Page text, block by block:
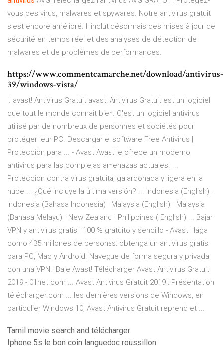
vous des virus, malwares et spywares. Notre antivirus gratuit
s'est encore amélioré. Il inclut désormais des mises à jour de
sécurité en temps réel et des analyses de détection de
malwares et de problèmes de performances.
https://www.commentcamarche.net/download/antivirus-
39/windows-vista/
I. avast! Antivirus Gratuit avast! Antivirus Gratuit est un logiciel
que tout le monde connait bien. C'est un logiciel antivirus
utilisé par de nombreux de personnes et sociétés pour
protéger leur PC. Descargar el software Free Antivirus |
Protección para ... - Avast Avast le ofrece un moderno
antivirus para las complejas amenazas actuales. ...
Protección contra virus gratuita, galardonada y ligera en la
nube ... ¿Qué incluye la última versión? ... Indonesia (English) ·
Indonesia (Bahasa Indonesia) · Malaysia (English) · Malaysia
(Bahasa Melayu) · New Zealand · Philippines ( English) ... Bajar
VPN y antivirus gratis | 100 % gratuito y sencillo - Avast Haga
como 435 millones de personas: obtenga un antivirus gratis
para PC, Mac y Android. Navegue de forma segura y privada
con una VPN. ¡Baje Avast! Télécharger Avast Antivirus Gratuit
2019 - 01net.com ... Avast Antivirus Gratuit 2019 : Présentation
télécharger.com ... les dernières versions de Windows, en
particulier Windows 10, Avast Antivirus Gratuit reprend et ...
Tamil movie search and télécharger
Iphone 5s le bon coin languedoc roussillon